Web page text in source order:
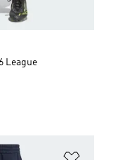
League